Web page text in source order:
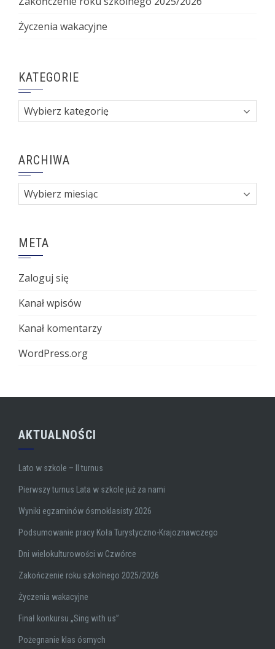
Życzenia wakacyjne
KATEGORIE
Kategorie
ARCHIWA
Archiwa
META
Zaloguj się
Kanał wpisów
Kanał komentarzy
WordPress.org
AKTUALNOŚCI
Lato w szkole – II turnus
Pierwszy turnus Lata w szkole już za nami
Wyniki egzaminów ósmoklasisty 2026
Podsumowanie pracy Koła Turystyczno-Krajoznawczego
Dni wielokulturowości w Czwórce
Zakończenie roku szkolnego 2025/2026
Życzenia wakacyjne
Finał konkursu „Sing with us”
Pożegnanie klas ósmych